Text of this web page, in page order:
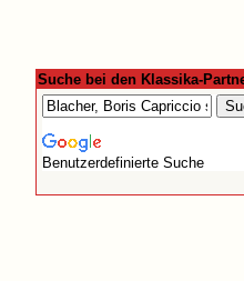
Suche bei den Klassika-
Benutzerdefinierte Suche